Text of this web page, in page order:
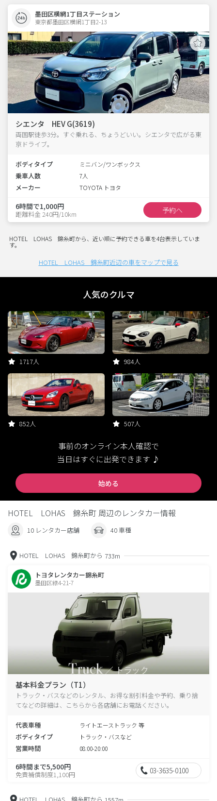
墨田区横網1丁目ステーション
東京都墨田区横網1丁目2-13
シエンタ HEV G(3619)
両国駅徒歩3分。すぐ乗れる、ちょうどいい。シエンタで広がる東
京ドライブ。
ボディタイプ ミニバン/ワンボックス
乗車人数 7人
メーカー TOYOTA トヨタ
6時間で1,000円
距離料金 240円/10km 予約へ
HOTEL LOHAS 錦糸町から、近い順に予約できる車を4台表示していま
す。
HOTEL LOHAS 錦糸町近辺の車をマップで見る
人気のクルマ
1717人 984人
852人 507人
事前のオンライン本人確認で
当日はすぐに出発できます ♪
始める
HOTEL LOHAS 錦糸町 周辺のレンタカー情報
10 レンタカー店舗 40 車種
HOTEL LOHAS 錦糸町から 733m
トヨタレンタカー錦糸町
墨田区緑4-21-7
基本料金プラン（T1）
トラック・バスなどのレンタル、お得な割引料金や予約、乗り捨
てなどの詳細は、こちらから各店舗にお電話ください。
代表車種 ライトエーストラック 等
ボディタイプ トラック・バスなど
営業時間 08:00-20:00
6時間まで5,500円
免責補償制度1,100円 03-3635-0100